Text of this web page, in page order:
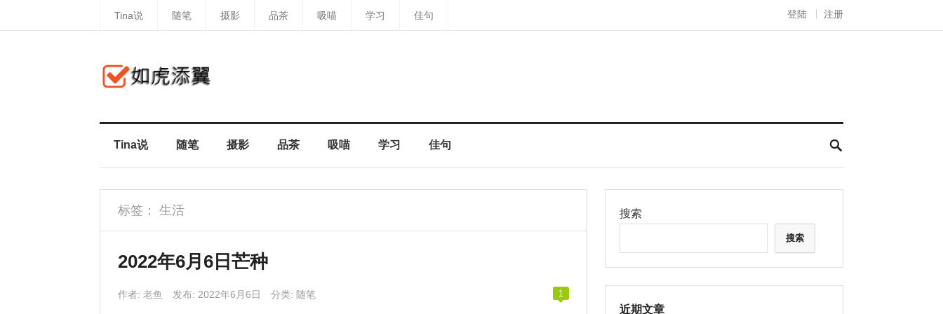
Tina说 随笔 摄影 品茶 吸喵 学习 佳句 登陆 注册
Tina说 随笔 摄影 品茶 吸喵 学习 佳句
标签： 生活
2022年6月6日芒种
作者: 老鱼 发布: 2022年6月6日 分类: 随笔 1
搜索
搜索
近期文章